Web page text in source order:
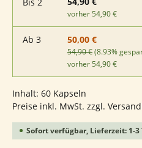
vorher 54,90 €
Ab 3 50,00 €
54,90 €(8.93%
vorher 54,90 €
Inhalt: 60 Kapseln
Preise inkl. MwSt. zzgl.
Sofort verfügbar, Lieferzeit: 1-3